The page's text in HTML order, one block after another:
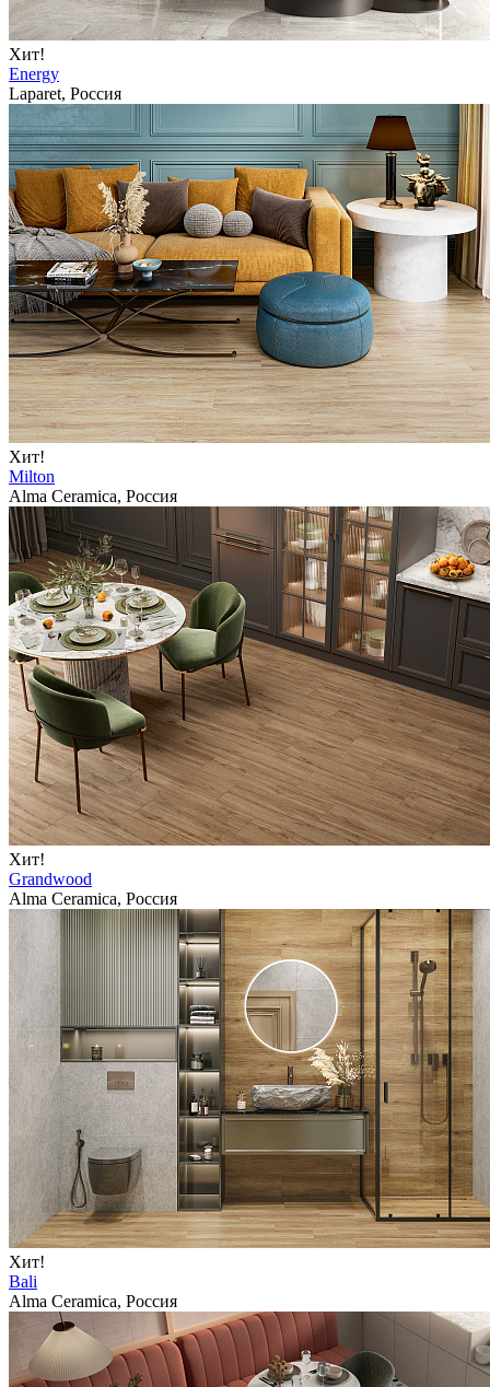
Хит!
Energy
Laparet, Россия
Хит!
Milton
Alma Ceramica, Россия
Хит!
Grandwood
Alma Ceramica, Россия
Хит!
Bali
Alma Ceramica, Россия